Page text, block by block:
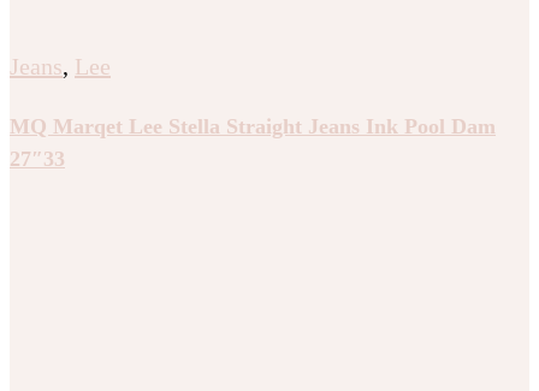
Jeans, Lee
MQ Marqet Lee Stella Straight Jeans Ink Pool Dam
27″33